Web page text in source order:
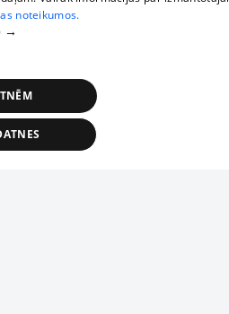
noteikumos.
→